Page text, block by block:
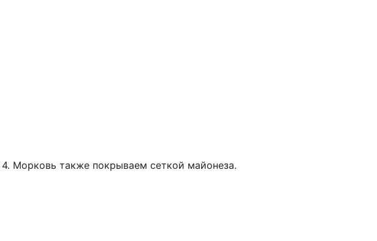
4. Морковь также покрываем сеткой майонеза.